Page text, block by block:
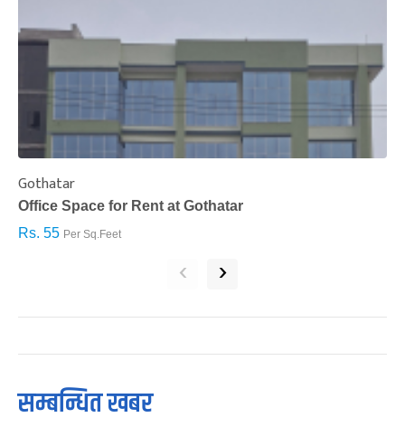
Gothatar
Office Space for Rent at Gothatar
Rs. 55 Per Sq.Feet
‹ ›
सम्बन्धित खबर